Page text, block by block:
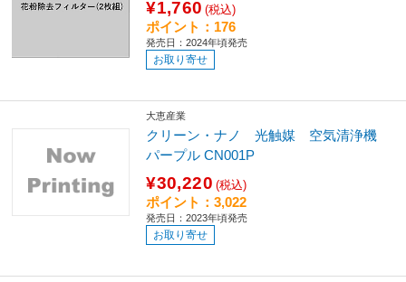
¥1,760 (税込)
ポイント：176
発売日：2024年頃発売
お取り寄せ
大恵産業
クリーン・ナノ 光触媒 空気清浄機
パープル CN001P
¥30,220 (税込)
ポイント：3,022
発売日：2023年頃発売
お取り寄せ